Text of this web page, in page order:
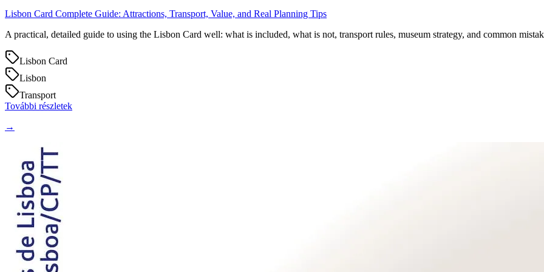
Lisbon Card Complete Guide: Attractions, Transport, Value, and Real Planning Tips
A practical, detailed guide to using the Lisbon Card well: what is included, what is not, transport rules, museum strategy, and common
Lisbon Card
Lisbon
Transport
További részletek
→